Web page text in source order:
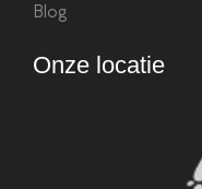
Blog
Onze locatie